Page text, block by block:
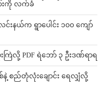
ားကို လက်ခံ
င်းနယ်က ရွာပေါင်း ၁၀၀ ကျော်
းကြဲလို့ PDF ရဲဘော် ၃ ဦးဒဏ်ရာရ
စည်တုံလုံးချောင်း ရေလျှံလို့